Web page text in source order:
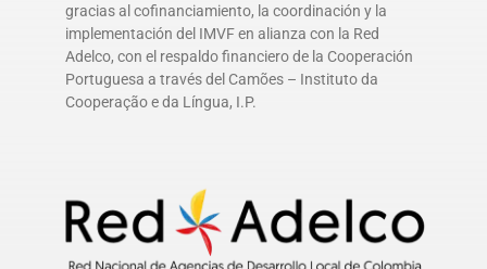
gracias al cofinanciamiento, la coordinación y la
implementación del IMVF en alianza con la Red
Adelco, con el respaldo financiero de la Cooperación
Portuguesa a través del Camões – Instituto da
Cooperação e da Língua, I.P.